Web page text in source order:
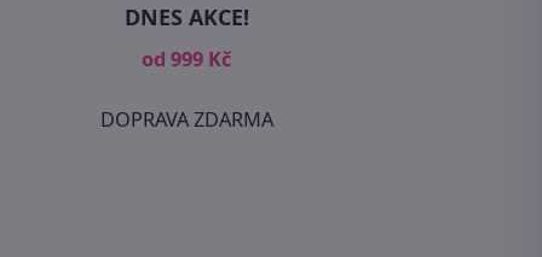
DNES AKCE!
od 999 Kč
DOPRAVA ZDARMA